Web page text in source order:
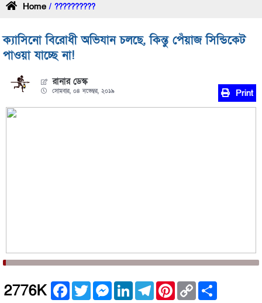
Home / ??????????
ক্যাসিনো বিরোধী অভিযান চলছে, কিন্তু পেঁয়াজ সিন্ডিকেট
পাওয়া যাচ্ছে না!
রানার ডেস্ক
সোমবার, ০৪ নভেম্বর, ২০১৯ Print
2776K Facebook
TwitterMessenger
LinkedInTelegramPinterest
Copy
Link